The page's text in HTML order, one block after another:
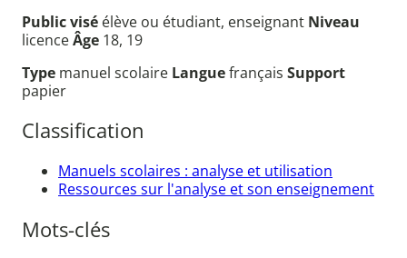
Public visé élève ou étudiant, enseignant Niveau
licenceÂge 18, 19
Type manuel scolaire Languefrançais Support
papier
Classification
Manuels scolaires : analyse et utilisation
Ressources sur l'analyse et son enseignement
Mots-clés